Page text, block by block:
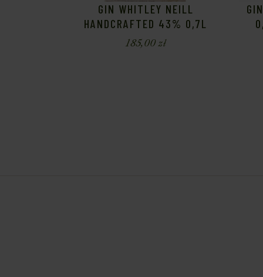
GIN WHITLEY NEILL
HANDCRAFTED 43% 0,7L
185,00zł